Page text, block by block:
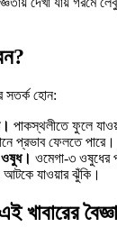
সতর্ক হোন:
পাকস্থলীতে ফুলে
প্রভাব ফেলতে পারে।
ওষুধ। ওমেগা-৩ ওষুধের
আটকে যাওয়ার ঝুঁকি।
খাবারের